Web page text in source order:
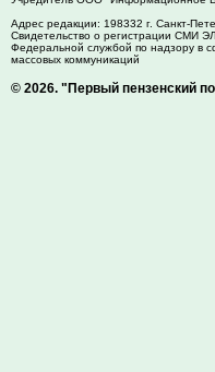
Адрес редакции: 198332 г. Санкт-
Свидетельство о регистрации СМИ
Федеральной службой по надзору в
массовых коммуникаций
© 2026. "Первый пензенский